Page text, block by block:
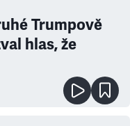
Trumpově
hlas, že